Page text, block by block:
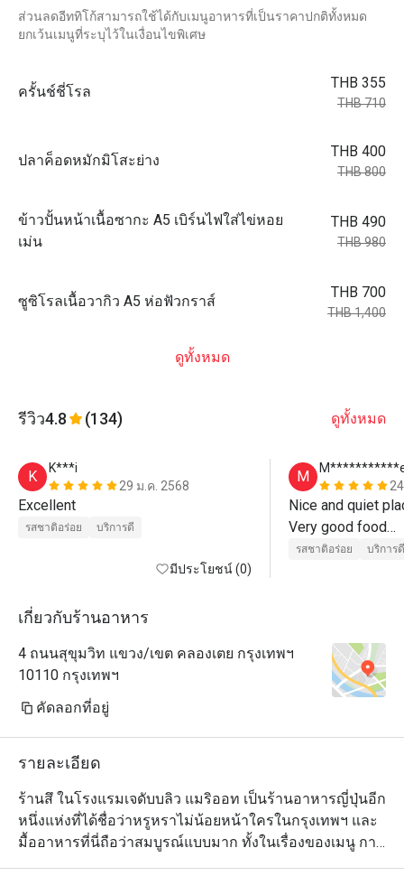
ส่วนลดอีททิโก้สามารถใช้ได้กับเมนูอาหารที่เป็นราคาปกติทั้งหมด
ยกเว้นเมนูที่ระบุไว้ในเงื่อนไขพิเศษ
ครั้นช์ชี่โรล
THB 355
THB 710
ปลาค็อดหมักมิโสะย่าง
THB 400
THB 800
ข้าวปั้นหน้าเนื้อซากะ A5 เบิร์นไฟใส่ไข่หอย
เม่น
THB 490
THB 980
ซูซิโรลเนื้อวากิว A5 ห่อฟัวกราส์
THB 700
THB 1,400
ดูทั้งหมด
รีวิว4.8 (134) ดูทั้งหมด
K
K***i
29 ม.ค. 2568
รสชาติอร่อย บริการดี
มีประโยชน์ (0)
M
Nice and quiet
Very good food
Excellent service
รสชาติอร่อย บริการดี
เกี่ยวกับร้านอาหาร
4 ถนนสุขุมวิท แขวง/เขต คลองเตย กรุงเทพฯ
10110 กรุงเทพฯ
คัดลอกที่อยู่
รายละเอียด
ร้านสึ ในโรงแรมเจดับบลิว แมริออท เป็นร้านอาหารญี่ปุ่นอีก
หนึ่งแห่งที่ได้ชื่อว่าหรูหราไม่น้อยหน้าใครในกรุงเทพฯ และ
มื้ออาหารที่นี่ถือว่าสมบูรณ์แบบมาก ทั้งในเรื่องของเมนู การ
บริการ และบรรยากาศการตกแต่งร้านแบบอาวองการ์ด ที่